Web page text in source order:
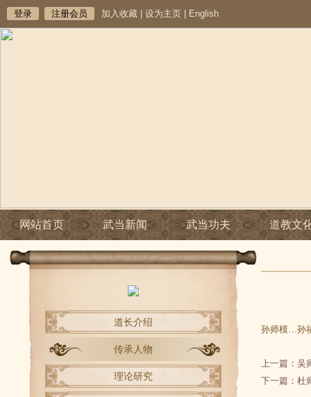
登录 注册会员 加入收藏 设为主页 English
网站首页 武当新闻 武当功夫 道教文
道长介绍
传承人物
理论研究
孙师模…孙
上一篇： 吴
下一篇： 杜